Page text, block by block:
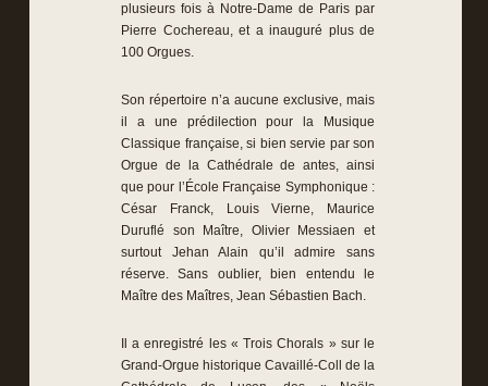
plusieurs fois à Notre-Dame de Paris par
Pierre Cochereau, et a inauguré plus de
100 Orgues.
Son répertoire n’a aucune exclusive, mais
il a une prédilection pour la Musique
Classique française, si bien servie par son
Orgue de la Cathédrale de antes, ainsi
que pour l’École Française Symphonique :
César Franck, Louis Vierne, Maurice
Duruflé son Maître, Olivier Messiaen et
surtout Jehan Alain qu’il admire sans
réserve. Sans oublier, bien entendu le
Maître des Maîtres, Jean Sébastien Bach.
Il a enregistré les « Trois Chorals » sur le
Grand-Orgue historique Cavaillé-Coll de la